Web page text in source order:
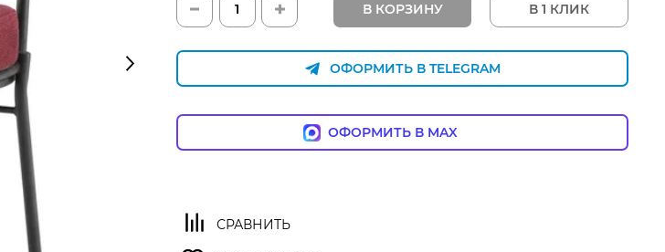
В КОРЗИНУ В 1 КЛИК
ОФОРМИТЬ В TELEGRAM
ОФОРМИТЬ В MAX